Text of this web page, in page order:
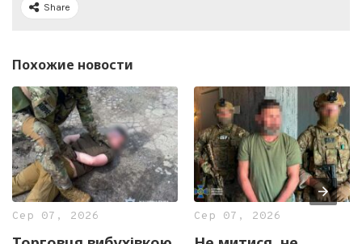
Share
Похожие новости
Сер 07, 2026 Сер 07, 2026